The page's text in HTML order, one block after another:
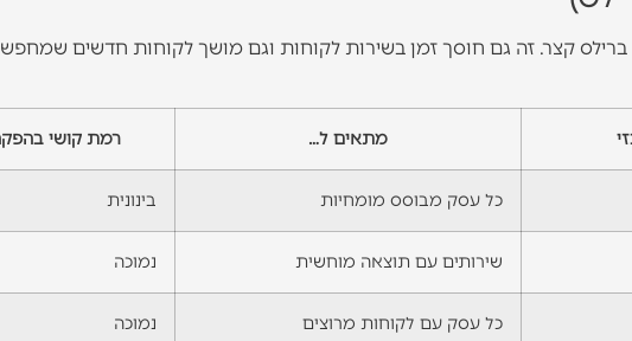
ברילס קצר. זה גם חוסך זמן בשירות לקוחות וגם מושך לקוחות חדשים
מתאים ל… רמת קושי
כל עסק מבוסס מומחיות בינונית
שירותים עם תוצאה מוחשית נמוכה
כל עסק עם לקוחות מרוצים נמוכה